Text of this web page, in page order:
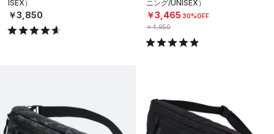
ISEX）
￥3,850
ニング/UNISEX）
￥3,465 30%OFF
￥4,950